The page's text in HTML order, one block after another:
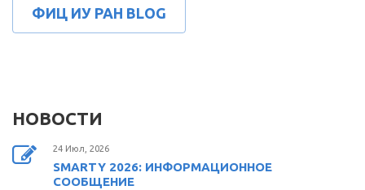
ФИЦ ИУ РАН BLOG
НОВОСТИ
24 Июл, 2026
SMARTY 2026: ИНФОРМАЦИОННОЕ
СООБЩЕНИЕ